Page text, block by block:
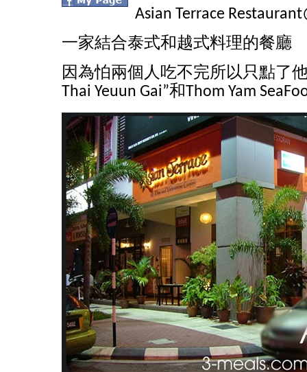
Asian Terrace
一家結合泰式和越式料理的餐廳
因為怕兩個人吃不完所以只點了
Thai Yeuun Gai”和Thom Yam